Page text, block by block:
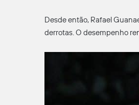
Desde então, Rafael
derrotas. O desempenho